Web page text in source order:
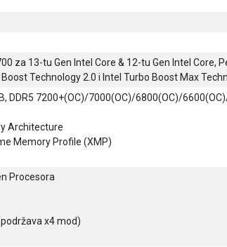
za 13-tu Gen Intel Core & 12-tu Gen Intel Core,
Technology 2.0 i Intel Turbo Boost Max
DDR5 7200+(OC)/7000(OC)/6800(OC)/
Architecture
Memory Profile (XMP)
Procesora
x4 mod)